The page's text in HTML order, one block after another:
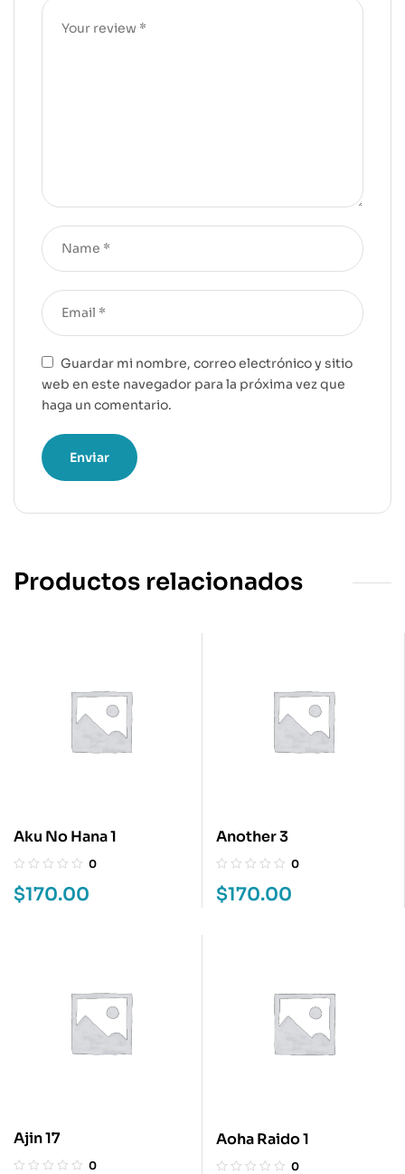
Guardar mi nombre, correo electrónico y sitio
web en este navegador para la próxima vez que
haga un comentario.
Productos relacionados
Aku No Hana 1
0
$170.00
Another 3
0
$170.00
Ajin 17
0
Aoha Raido 1
0